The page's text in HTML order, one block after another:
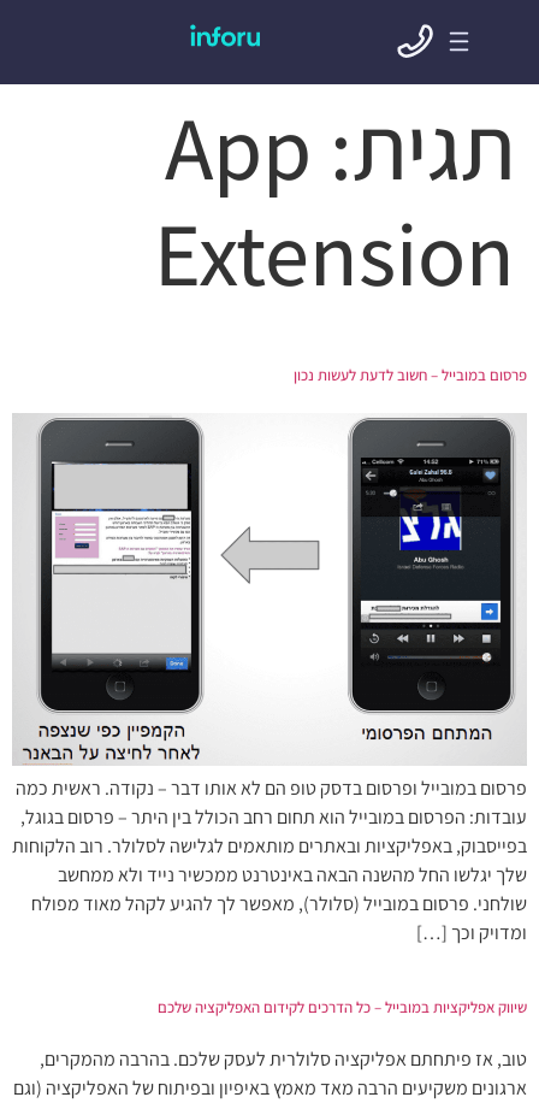
תגית: App
Extension
פרסום במובייל – חשוב לדעת לעשות נכון
פרסום במובייל ופרסום בדסק טופ הם לא אותו דבר – נקודה. ראשית כמה
עובדות: הפרסום במובייל הוא תחום רחב הכולל בין היתר – פרסום בגוגל,
בפייסבוק, באפליקציות ובאתרים מותאמים לגלישה לסלולר. רוב הלקוחות
שלך יגלשו החל מהשנה הבאה באינטרנט ממכשיר נייד ולא ממחשב
שולחני. פרסום במובייל (סלולר), מאפשר לך להגיע לקהל מאוד מפולח
ומדויק וכך […]
שיווק אפליקציות במובייל – כל הדרכים לקידום האפליקציה שלכם
טוב, אז פיתחתם אפליקציה סלולרית לעסק שלכם. בהרבה מהמקרים,
ארגונים משקיעים הרבה מאד מאמץ באיפיון ובפיתוח של האפליקציה (וגם